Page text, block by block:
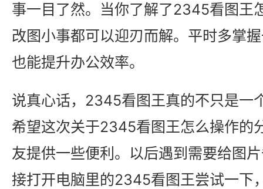
事一目了然。当你了解了2345看图王
改图小事都可以迎刃而解。平时多掌
也能提升办公效率。
说真心话，2345看图王真的不只是一
希望这次关于2345看图王怎么操作的
友提供一些便利。以后遇到需要给图
接打开电脑里的2345看图王尝试一下